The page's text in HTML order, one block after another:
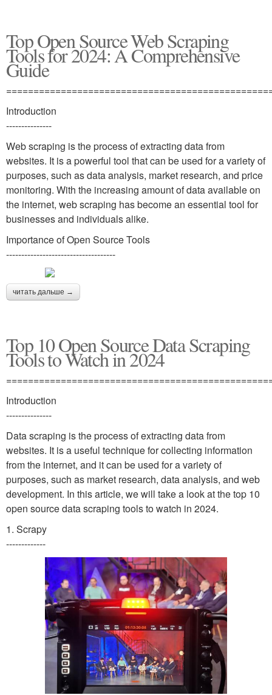
Top Open Source Web Scraping
Tools for 2024: A Comprehensive
Guide
Introduction
---------------
Web scraping is the process of extracting data from
websites. It is a powerful tool that can be used for a variety of
purposes, such as data analysis, market research, and price
monitoring. With the increasing amount of data available on
the internet, web scraping has become an essential tool for
businesses and individuals alike.
Importance of Open Source Tools
------------------------------------
читать дальше →
Top 10 Open Source Data Scraping
Tools to Watch in 2024
Introduction
---------------
Data scraping is the process of extracting data from
websites. It is a useful technique for collecting information
from the internet, and it can be used for a variety of
purposes, such as market research, data analysis, and web
development. In this article, we will take a look at the top 10
open source data scraping tools to watch in 2024.
1. Scrapy
-------------